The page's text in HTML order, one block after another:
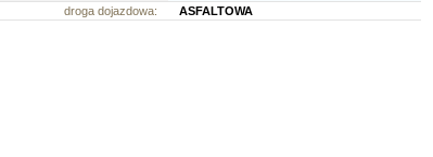
droga dojazdowa:
ASFALTOWA